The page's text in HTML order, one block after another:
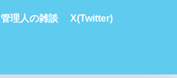
管理人の雑談 X(Twitter)